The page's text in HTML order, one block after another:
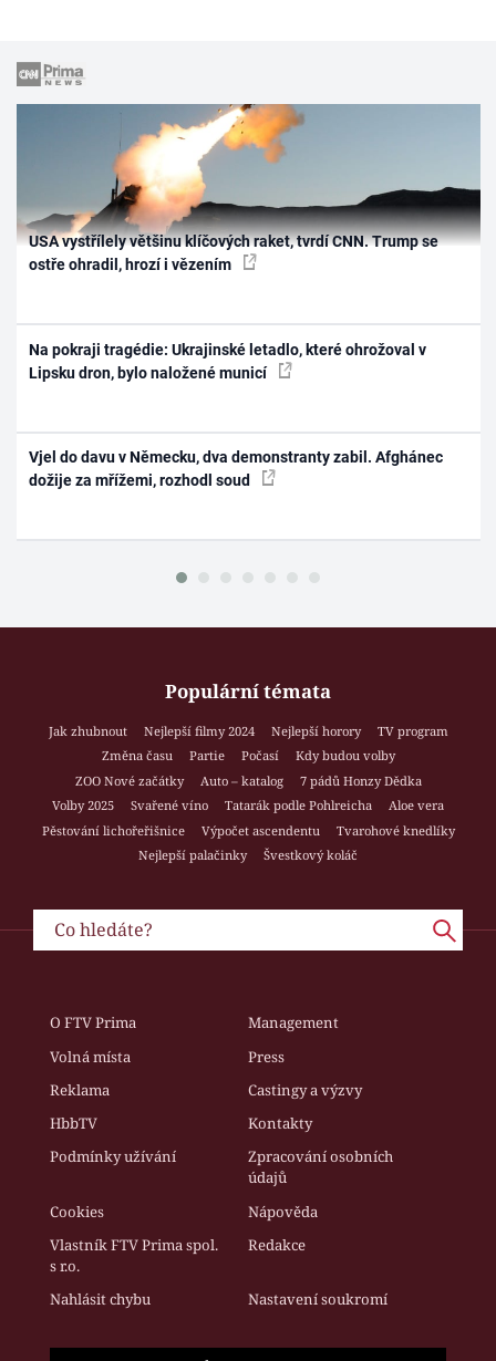
USA vystřílely většinu klíčových raket, tvrdí CNN. Trump se
ostře ohradil, hrozí i vězením
Na pokraji tragédie: Ukrajinské letadlo, které ohrožoval v
Lipsku dron, bylo naložené municí
Vjel do davu v Německu, dva demonstranty zabil. Afghánec
dožije za mřížemi, rozhodl soud
Populární témata
Jak zhubnout Nejlepší filmy 2024 Nejlepší horory
TV program
Změna času
Partie Počasí
Kdy budou volby
ZOO Nové začátky
Auto – katalog
7 pádů Honzy Dědka
Volby 2025
Svařené víno Tatarák podle Pohlreicha
Aloe vera
Pěstování lichořeřišnice
Výpočet ascendentu
Tvarohové knedlíky
Nejlepší palačinky
Švestkový koláč
O FTV Prima
Management
Volná místa
Press
Reklama
Castingy a výzvy
HbbTV
Kontakty
Podmínky užívání
Zpracování osobních
údajů
Cookies
Nápověda
Vlastník FTV Prima spol.
s r.o.
Redakce
Nahlásit chybu Nastavení soukromí